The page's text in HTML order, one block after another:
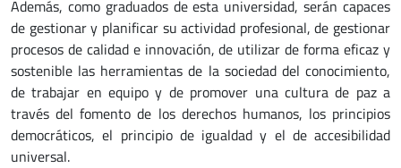
Además, como graduados de esta universidad, serán capaces
de gestionar y planificar su actividad profesional, de gestionar
procesos de calidad e innovación, de utilizar de forma eficaz y
sostenible las herramientas de la sociedad del conocimiento,
de trabajar en equipo y de promover una cultura de paz a
través del fomento de los derechos humanos, los principios
democráticos, el principio de igualdad y el de accesibilidad
universal.